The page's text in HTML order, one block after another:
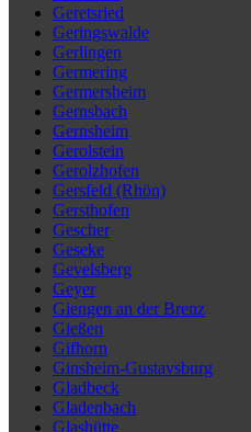
Geretsried
Geringswalde
Gerlingen
Germering
Germersheim
Gernsbach
Gernsheim
Gerolstein
Gerolzhofen
Gersfeld (Rhön)
Gersthofen
Gescher
Geseke
Gevelsberg
Geyer
Giengen an der Brenz
Gießen
Gifhorn
Ginsheim-Gustavsburg
Gladbeck
Gladenbach
Glashütte